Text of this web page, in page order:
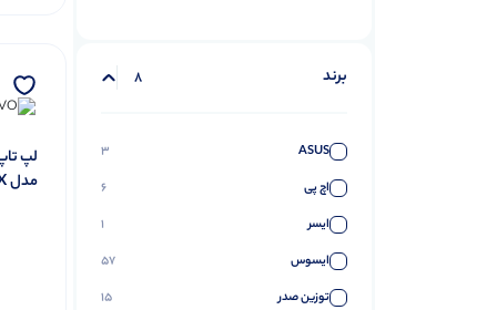
برند 8
ASUS
3
اچ پی
6
ایسر
1
ایسوس
57
توزین صدر
15
مدل i5-13450HX